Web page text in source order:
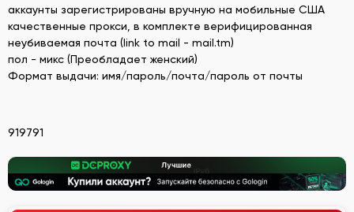
аккаунты зарегистрированы вручную на мобильные США
качественные прокси, в комплекте верифицированная
неубиваемая почта (link to mail - mail.tm)
пол - микс (Преобладает женский)
Формат выдачи: имя/пароль/почта/пароль от почты
919791